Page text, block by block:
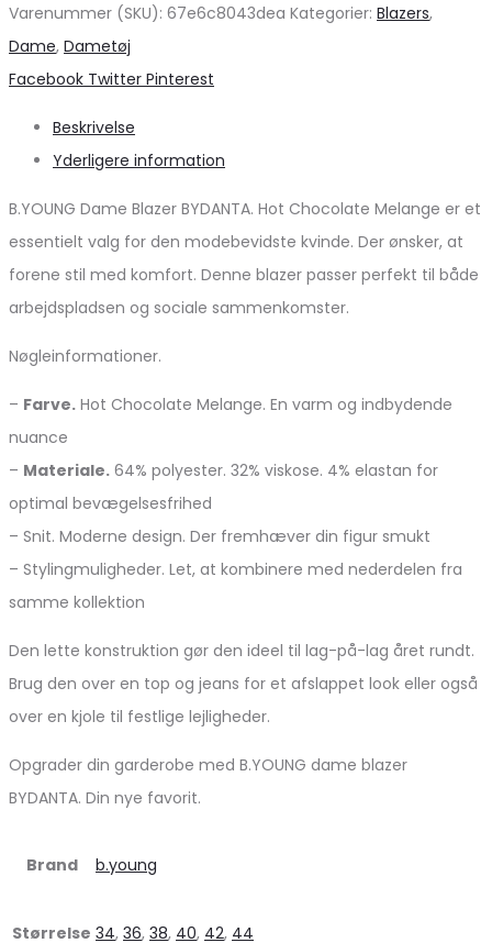
Varenummer (SKU): 67e6c8043dea Kategorier: Blazers,
Dame, Dametøj
Share
Facebook Twitter Pinterest
Beskrivelse
Yderligere information
B.YOUNG Dame Blazer BYDANTA. Hot Chocolate Melange er et
essentielt valg for den modebevidste kvinde. Der ønsker, at
forene stil med komfort. Denne blazer passer perfekt til både
arbejdspladsen og sociale sammenkomster.
Nøgleinformationer.
– Farve. Hot Chocolate Melange. En varm og indbydende
nuance
– Materiale. 64% polyester. 32% viskose. 4% elastan for
optimal bevægelsesfrihed
– Snit. Moderne design. Der fremhæver din figur smukt
– Stylingmuligheder. Let, at kombinere med nederdelen fra
samme kollektion
Den lette konstruktion gør den ideel til lag-på-lag året rundt.
Brug den over en top og jeans for et afslappet look eller også
over en kjole til festlige lejligheder.
Opgrader din garderobe med B.YOUNG dame blazer
BYDANTA. Din nye favorit.
Brand b.young
Størrelse 34, 36, 38, 40, 42, 44